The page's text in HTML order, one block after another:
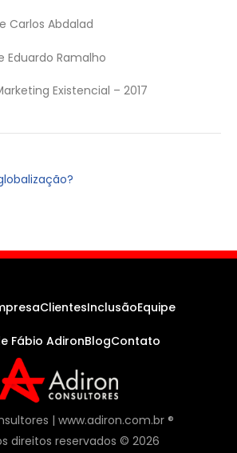
Carlos Abdalad
Eduardo Ramalho
Existencial – 2017
ClientesInclusãoEquipe
Fábio AdironBlogContato
| www.adiron.com.br ®
direitos reservados © 2026